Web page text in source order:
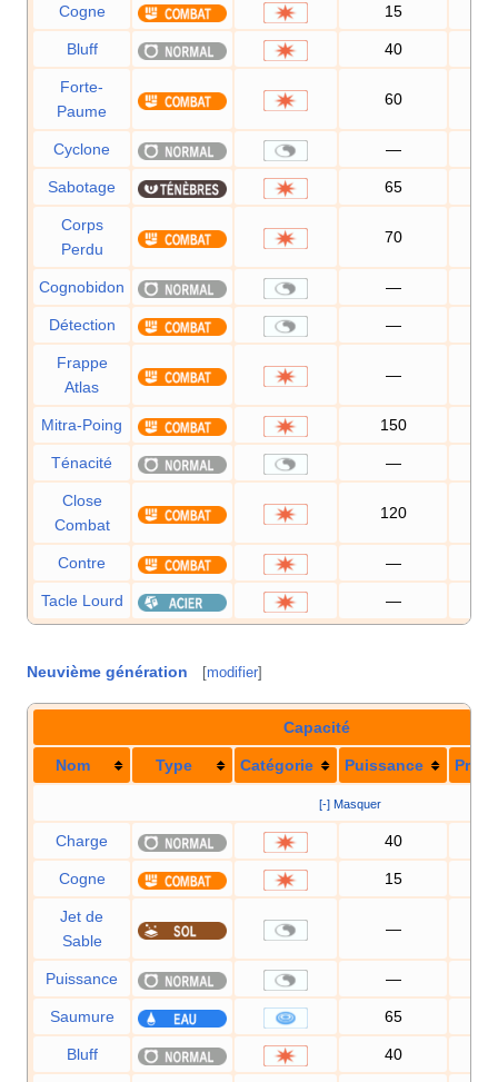
Cogne 15
Bluff 40
Forte-
Paume
60
Cyclone —
Sabotage 65
Corps
Perdu
70
Cognobidon —
Détection —
Frappe
Atlas
—
Mitra-Poing 150
Ténacité —
Close
Combat
120
Contre —
Tacle Lourd —
Neuvième génération [modifier]
Capacité
Nom Type Catégorie Puissance
[-] Masquer
Charge 40
Cogne 15
Jet de
Sable
—
Puissance —
Saumure 65
Bluff 40